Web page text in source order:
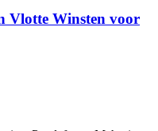
Vlotte Winsten voor